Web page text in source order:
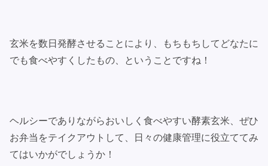
玄米を数日発酵させることにより、もちもちしてどなたに
でも食べやすくしたもの、ということですね！
ヘルシーでありながらおいしく食べやすい酵素玄米、ぜひ
お弁当をテイクアウトして、日々の健康管理に役立ててみ
てはいかがでしょうか！